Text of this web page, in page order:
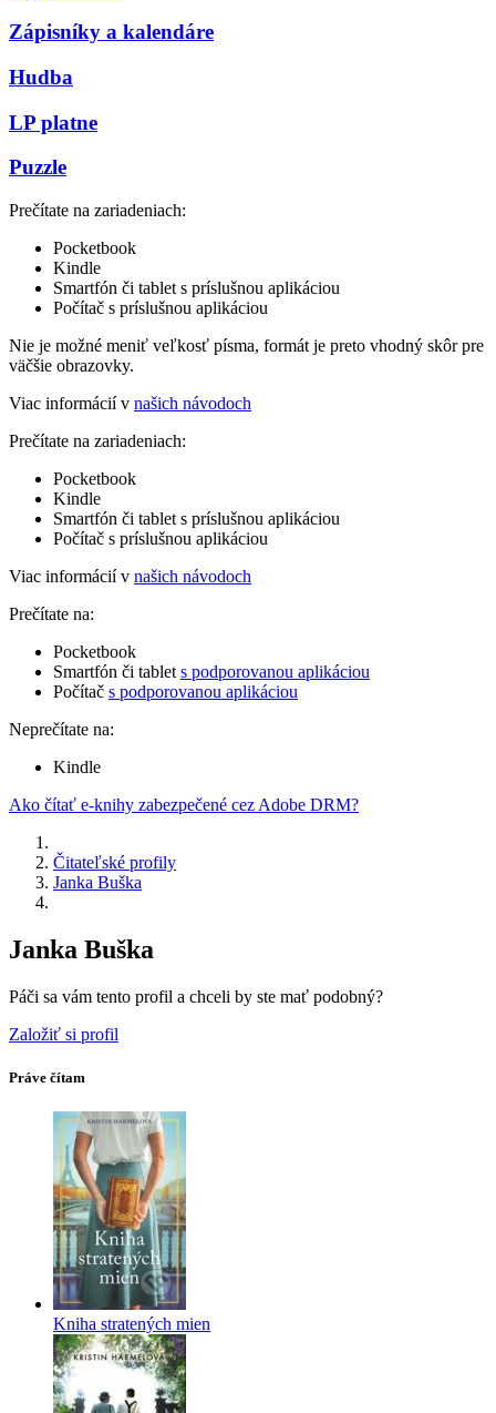
Zápisníky a kalendáre
Hudba
LP platne
Puzzle
Prečítate na zariadeniach:
Pocketbook
Kindle
Smartfón či tablet s príslušnou aplikáciou
Počítač s príslušnou aplikáciou
Nie je možné meniť veľkosť písma, formát je preto vhodný skôr pre
väčšie obrazovky.
Viac informácií v našich návodoch
Prečítate na zariadeniach:
Pocketbook
Kindle
Smartfón či tablet s príslušnou aplikáciou
Počítač s príslušnou aplikáciou
Viac informácií v našich návodoch
Prečítate na:
Pocketbook
Smartfón či tablet s podporovanou aplikáciou
Počítač s podporovanou aplikáciou
Neprečítate na:
Kindle
Ako čítať e-knihy zabezpečené cez Adobe DRM?
Čitateľské profily
Janka Buška
Janka Buška
Páči sa vám tento profil a chceli by ste mať podobný?
Založiť si profil
Práve čítam
Kniha stratených mien